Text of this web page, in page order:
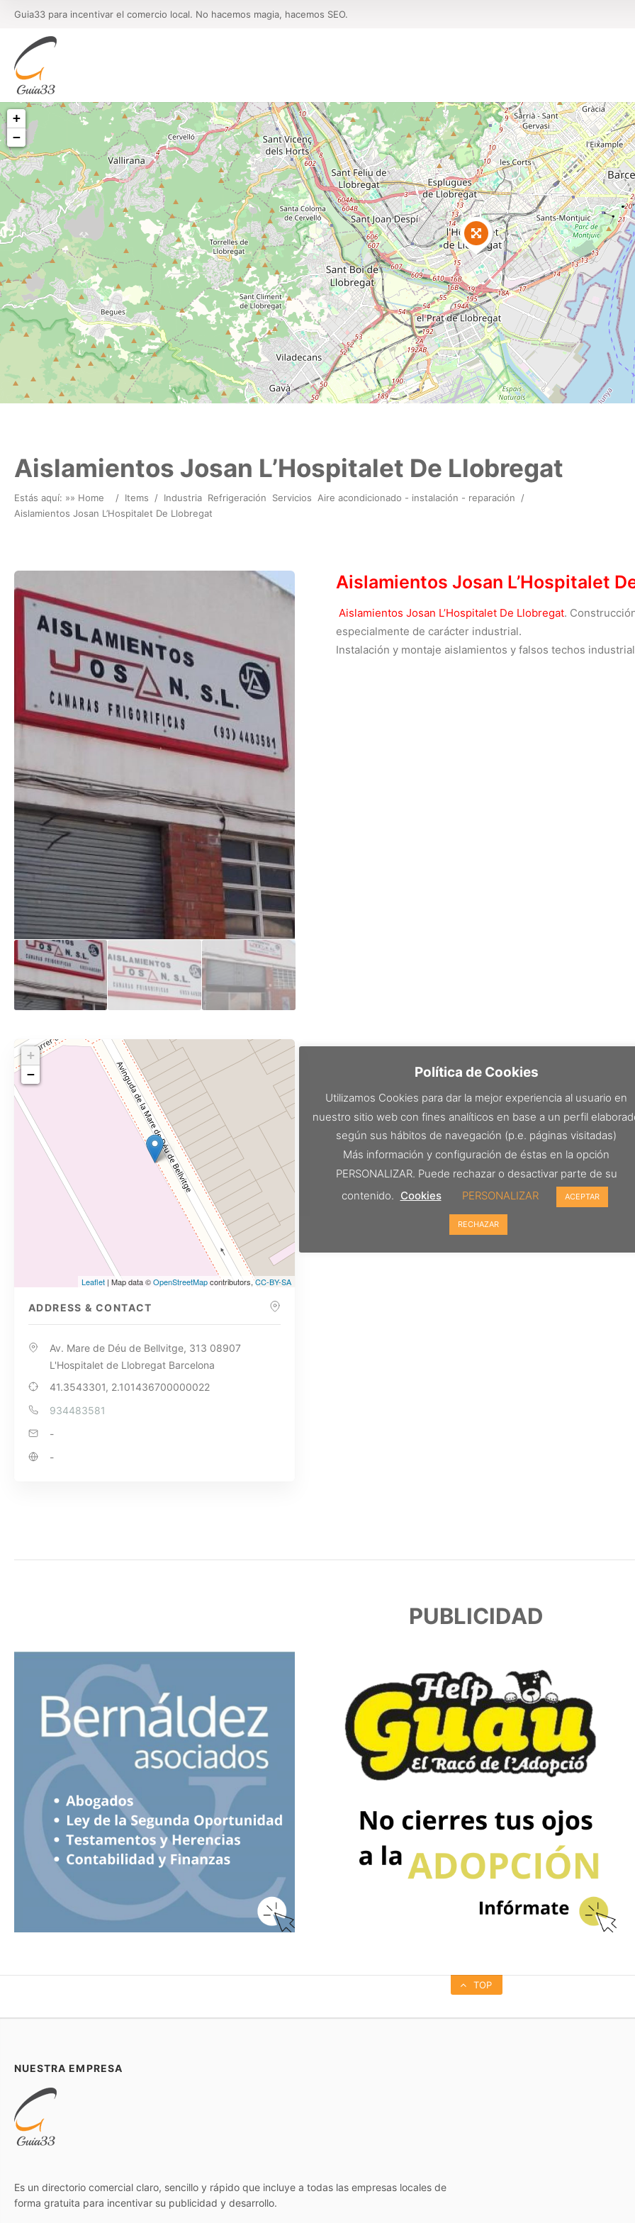
Guia33 para incentivar el comercio local. No hacemos magia, hacemos SEO.
+
−
Aislamientos Josan L’Hospitalet De Llobregat
Estás aquí: »» Home / Items / Industria Refrigeración Servicios Aire acondicionado - instalación - reparación
/
Aislamientos Josan L’Hospitalet De Llobregat
+
−
Leaflet | Map data ©OpenStreetMapcontributors,CC-BY-SA
ADDRESS & CONTACT
Av. Mare de Déu de Bellvitge, 313 08907
L'Hospitalet de Llobregat Barcelona
41.3543301, 2.101436700000022
934483581
-
-
Aislamientos Josan L’Hospitalet
Aislamientos Josan L’Hospitalet De Llobregat.
especialmente de carácter industrial.
Instalación y montaje aislamientos y falsos techos
PUBLICIDAD
TOP
NUESTRA EMPRESA
Es un directorio comercial claro, sencillo y rápido que incluye a todas las empresas locales de
forma gratuita para incentivar su publicidad y desarrollo.
Política de Cookies
Utilizamos Cookies para dar la mejor experiencia al usuario en
nuestro sitio web con fines analíticos en base a un perfil
según sus hábitos de navegación (p.e. páginas visitadas)
Más información y configuración de éstas en la opción
PERSONALIZAR. Puede rechazar o desactivar parte de su
contenido. Cookies PERSONALIZAR ACEPTAR
RECHAZAR